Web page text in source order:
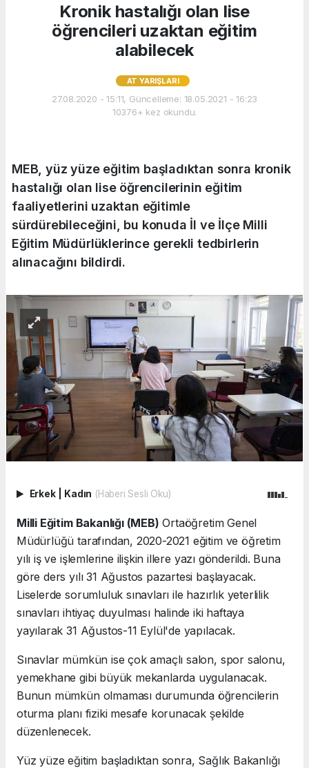
Kronik hastalığı olan lise
öğrencileri uzaktan eğitim
alabilecek
AT YARIŞLARI
27.08.2020 - 15:11, Güncelleme: 18.05.2021 - 16:23
10376+ kez okundu.
MEB, yüz yüze eğitim başladıktan sonra kronik
hastalığı olan lise öğrencilerinin eğitim
faaliyetlerini uzaktan eğitimle
sürdürebileceğini, bu konuda İl ve İlçe Milli
Eğitim Müdürlüklerince gerekli tedbirlerin
alınacağını bildirdi.
Erkek Kadın (Haberi Sesli Oku)
Milli Eğitim Bakanlığı (MEB) Ortaöğretim Genel
Müdürlüğü tarafından, 2020-2021 eğitim ve öğretim
yılı iş ve işlemlerine ilişkin illere yazı gönderildi. Buna
göre ders yılı 31 Ağustos pazartesi başlayacak.
Liselerde sorumluluk sınavları ile hazırlık yeterlilik
sınavları ihtiyaç duyulması halinde iki haftaya
yayılarak 31 Ağustos-11 Eylül'de yapılacak.
Sınavlar mümkün ise çok amaçlı salon, spor salonu,
yemekhane gibi büyük mekanlarda uygulanacak.
Bunun mümkün olmaması durumunda öğrencilerin
oturma planı fiziki mesafe korunacak şekilde
düzenlenecek.
Yüz yüze eğitim başladıktan sonra, Sağlık Bakanlığı